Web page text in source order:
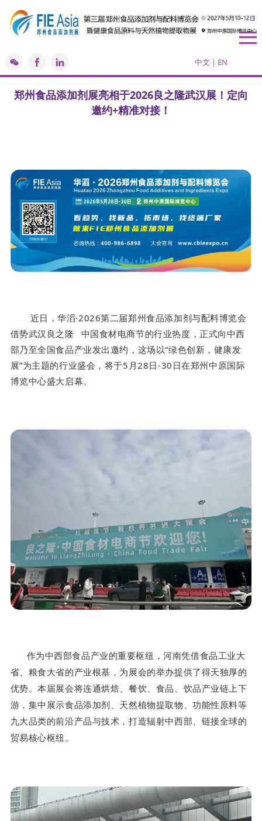
中文 | EN
郑州食品添加剂展亮相于2026良之隆武汉展！定向
邀约+精准对接！
近日，华滔·2026第二届郑州食品添加剂与配料博览会
借势武汉 良之隆
中国食材电商节的行业热度，正式向中西
部乃至全国食品产业发出邀约，这场以“绿色创新，健康发
展”为主题的行业盛会，将于5月28日-30日在郑州中原国际
博览中心盛大启幕。
作为中西部食品产业的重要枢纽，河南凭借食品工业大
省、粮食大省的产业根基，为展会的举办提供了得天独厚的
优势。本届展会将连通烘焙、餐饮、食品、饮品产业链上下
游，集中展示食品添加剂、天然植物提取物、功能性原料等
九大品类的前沿产品与技术，打造辐射中西部、链接全球的
贸易核心枢纽。